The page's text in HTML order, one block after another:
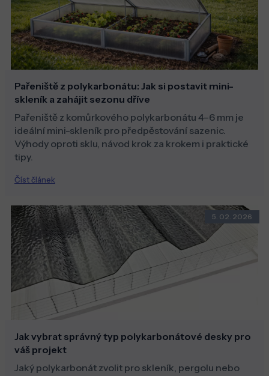
Pařeniště z polykarbonátu: Jak si postavit mini-
skleník a zahájit sezonu dříve
Pařeniště z komůrkového polykarbonátu 4–6 mm je
ideální mini-skleník pro předpěstování sazenic.
Výhody oproti sklu, návod krok za krokem i praktické
tipy.
Číst článek
5. 02. 2026
Jak vybrat správný typ polykarbonátové desky pro
váš projekt
Jaký polykarbonát zvolit pro skleník, pergolu nebo